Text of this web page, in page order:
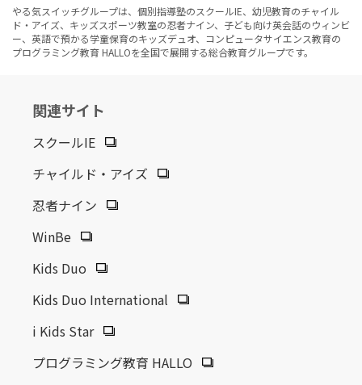
やる気スイッチグループは、個別指導塾のスクールIE、幼児教育のチャイル
ド・アイズ、キッズスポーツ教室の忍者ナイン、子ども向け英会話のウィンビ
ー、英語で預かる学童保育のキッズデュオ、コンピュータサイエンス教育の
プログラミング教育 HALLOを全国で展開する総合教育グループです。
関連サイト
スクールIE
チャイルド・アイズ
忍者ナイン
WinBe
Kids Duo
Kids Duo International
i Kids Star
プログラミング教育 HALLO